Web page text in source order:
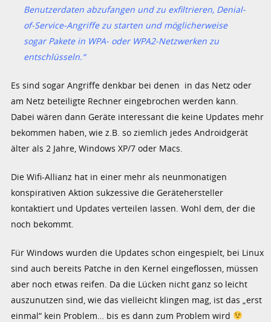
Benutzerdaten abzufangen und zu exfiltrieren, Denial-
of-Service-Angriffe zu starten und möglicherweise
sogar Pakete in WPA- oder WPA2-Netzwerken zu
entschlüsseln.“
Es sind sogar Angriffe denkbar bei denen in das Netz oder
am Netz beteiligte Rechner eingebrochen werden kann.
Dabei wären dann Geräte interessant die keine Updates mehr
bekommen haben, wie z.B. so ziemlich jedes Androidgerät
älter als 2 Jahre, Windows XP/7 oder Macs.
Die Wifi-Allianz hat in einer mehr als neunmonatigen
konspirativen Aktion sukzessive die Gerätehersteller
kontaktiert und Updates verteilen lassen. Wohl dem, der die
noch bekommt.
Für Windows wurden die Updates schon eingespielt, bei Linux
sind auch bereits Patche in den Kernel eingeflossen, müssen
aber noch etwas reifen. Da die Lücken nicht ganz so leicht
auszunutzen sind, wie das vielleicht klingen mag, ist das „erst
einmal“ kein Problem… bis es dann zum Problem wird